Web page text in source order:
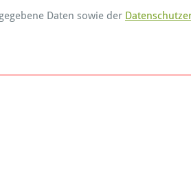
Daten sowie der